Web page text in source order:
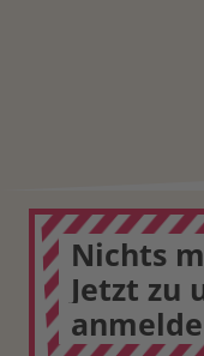
Nichts
Jetzt zu